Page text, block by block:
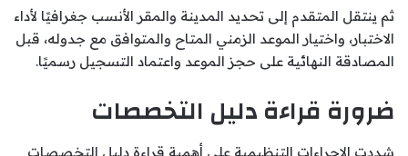
ثم ينتقل المتقدم إلى تحديد المدينة والمقر الأنسب جغرافيًا لأداء
الاختبار، واختيار الموعد الزمني المتاح والمتوافق مع جدوله، قبل
المصادقة النهائية على حجز الموعد واعتماد التسجيل رسميًا.
ضرورة قراءة دليل التخصصات
شددت الإجراءات التنظيمية على أهمية قراءة دليل التخصصات